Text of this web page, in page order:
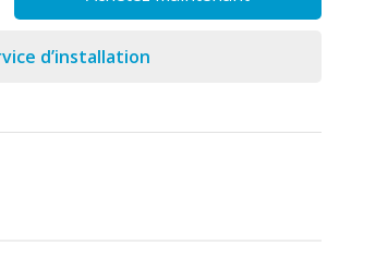
d’installation